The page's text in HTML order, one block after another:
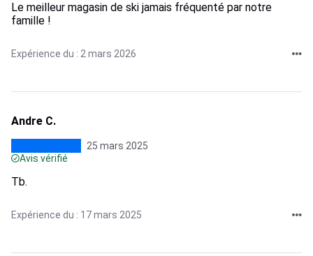
Le meilleur magasin de ski jamais fréquenté par notre
famille !
Expérience du : 2 mars 2026
Andre C.
25 mars 2025
Avis vérifié
Tb.
Expérience du : 17 mars 2025